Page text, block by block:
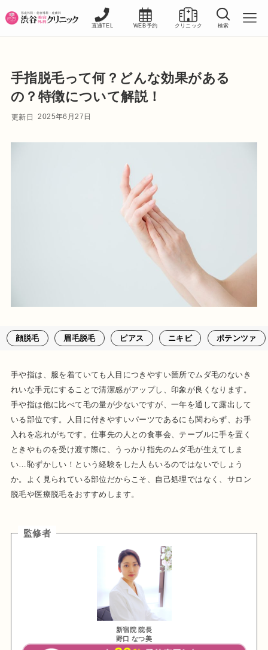
直通TEL WEB予約 クリニック 検索
手指脱毛って何？どんな効果がある
の？特徴について解説！
2025年6月27日
顔脱毛 眉毛脱毛 ピアス ニキビ ポテンツァ
手や指は、服を着ていても人目につきやすい箇所でムダ毛のないき
れいな手元にすることで清潔感がアップし、印象が良くなります。
手や指は他に比べて毛の量が少ないですが、一年を通して露出して
いる部位です。人目に付きやすいパーツであるにも関わらず、お手
入れを忘れがちです。仕事先の人との食事会、テーブルに手を置く
ときやものを受け渡す際に、うっかり指先のムダ毛が生えてしま
い…恥ずかしい！という経験をした人もいるのではないでしょう
か。よく見られている部位だからこそ、自己処理ではなく、サロン
脱毛や医療脱毛をおすすめします。
監修者
新宿院 院長
野口 なつ美